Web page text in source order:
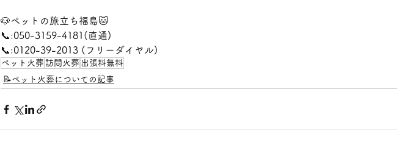
🐶ペットの旅立ち福島🐱
📞:050-3159-4181(直通)
📞:0120-39-2013 (フリーダイヤル)
ペット火葬 訪問火葬 出張料無料
📝ペット火葬についての記事